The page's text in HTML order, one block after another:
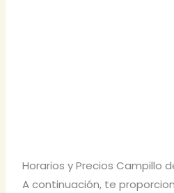
Horarios y Precios Campillo
A continuación, te